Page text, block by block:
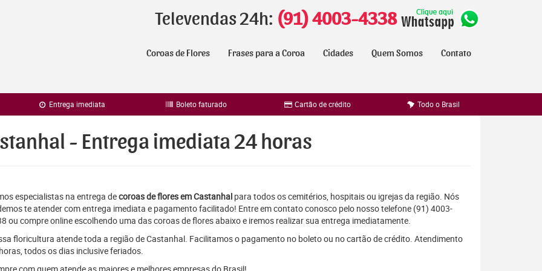
Televendas 24h: (91) 4003-4338
Coroas de Flores Frases para a Coroa Cidades Quem Somos Contato
Entrega imediata Boleto faturado Cartão de crédito Todo o Brasil
- Entrega imediata 24 horas
especialistas na entrega decoroas de flores em Castanhal para todos os cemitérios, hospitais ou igrejas da região. Nós
te atender com entrega imediata e pagamento facilitado! Entre em contato conosco pelo nosso telefone (91) 4003-
ou compre online escolhendo uma das coroas de flores abaixo e iremos realizar sua entrega imediatamente.
floricultura atende toda a região de Castanhal. Facilitamos o pagamento no boleto ou no cartão de crédito. Atendimento
todos os dias inclusive feriados.